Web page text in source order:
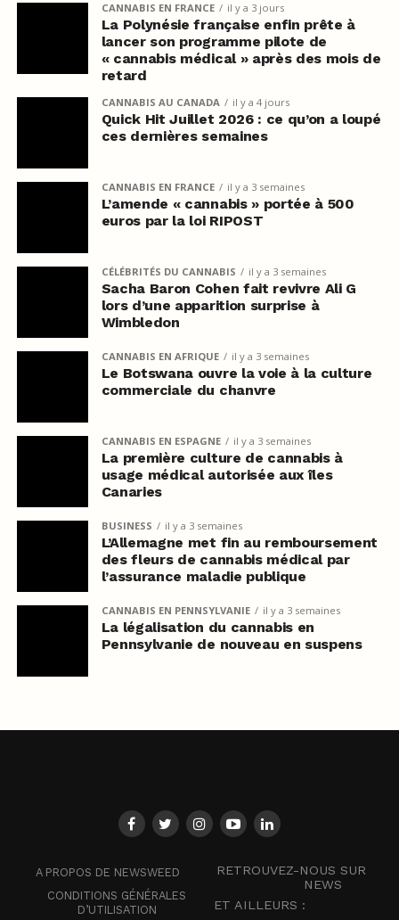
CANNABIS EN FRANCE il y a 3 jours
La Polynésie française enfin prête à
lancer son programme pilote de
« cannabis médical » après des mois de
retard
CANNABIS AU CANADA il y a 4 jours
Quick Hit Juillet 2026 : ce qu’on a loupé
ces dernières semaines
CANNABIS EN FRANCE il y a 3 semaines
L’amende « cannabis » portée à 500
euros par la loi RIPOST
CÉLÉBRITÉS DU CANNABIS il y a 3 semaines
Sacha Baron Cohen fait revivre Ali G
lors d’une apparition surprise à
Wimbledon
CANNABIS EN AFRIQUE il y a 3 semaines
Le Botswana ouvre la voie à la culture
commerciale du chanvre
CANNABIS EN ESPAGNE il y a 3 semaines
La première culture de cannabis à
usage médical autorisée aux îles
Canaries
BUSINESS il y a 3 semaines
L’Allemagne met fin au remboursement
des fleurs de cannabis médical par
l’assurance maladie publique
CANNABIS EN PENNSYLVANIE il y a 3 semaines
La légalisation du cannabis en
Pennsylvanie de nouveau en suspens
A PROPOS DE NEWSWEED
CONDITIONS GÉNÉRALES
D’UTILISATION
RETROUVEZ-NOUS SUR
NEWS
ET AILLEURS :